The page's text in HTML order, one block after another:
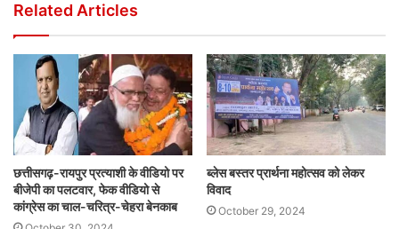
Related Articles
छत्तीसगढ़-रायपुर प्रत्याशी के वीडियो पर
बीजेपी का पलटवार, फेक वीडियो से
कांग्रेस का चाल-चरित्र-चेहरा बेनकाब
ब्लेस बस्तर प्रार्थना महोत्सव को लेकर
विवाद
October 29, 2024